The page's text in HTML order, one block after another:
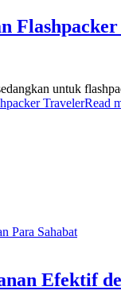
untuk
TravelerRead
Efektif